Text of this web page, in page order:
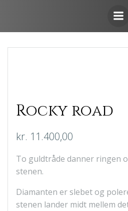
Rocky road
kr. 11.400,00
To guldtråde danner ringen
stenen.
Diamanten er slebet og
stenen lander midt mellem